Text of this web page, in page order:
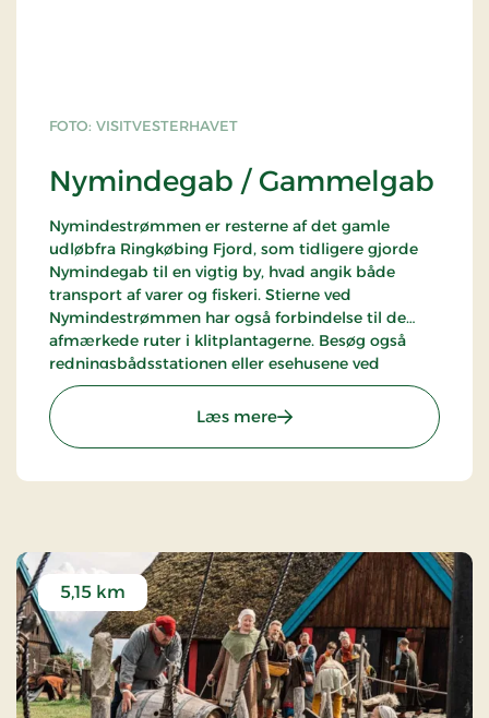
FOTO: VISITVESTERHAVET
Nymindegab / Gammelgab
Nymindestrømmen er resterne af det gamle
udløbfra Ringkøbing Fjord, som tidligere gjorde
Nymindegab til en vigtig by, hvad angik både
transport af varer og fiskeri. Stierne ved
Nymindestrømmen har også forbindelse til de
afmærkede ruter i klitplantagerne. Besøg også
redningsbådsstationen eller esehusene ved
Nymindegab, hvor det gamle fiskermiljø er
genskabt.
Læs mere: Nymindegab /
5,15 km